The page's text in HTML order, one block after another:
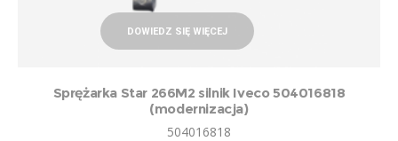
DOWIEDZ SIĘ WIĘCEJ
Sprężarka Star 266M2 silnik Iveco 504016818
(modernizacja)
504016818